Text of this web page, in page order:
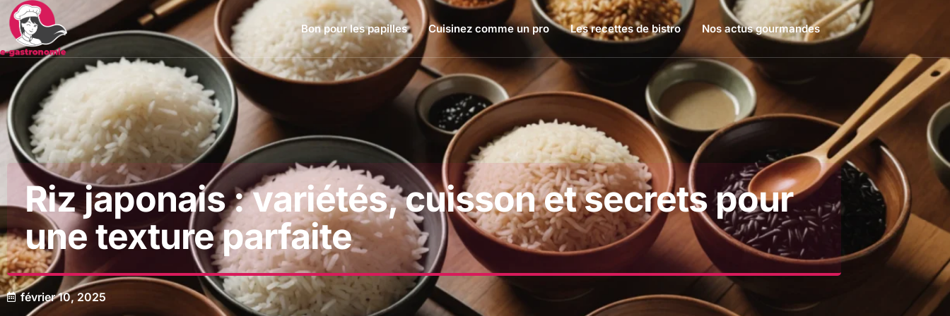
Bon pour les papilles Cuisinez comme un pro Les recettes de bistro Nos actus gourmandes
Riz japonais : variétés, cuisson et secrets pour
une texture parfaite
février 10, 2025